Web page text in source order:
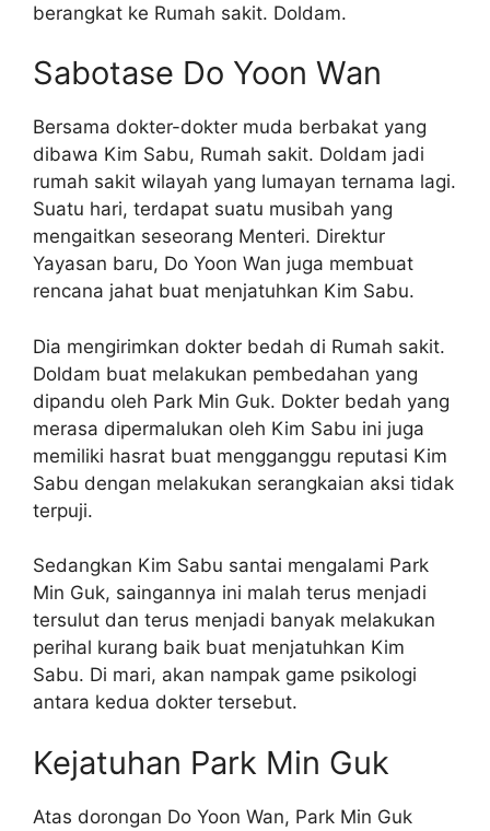
berangkat ke Rumah sakit. Doldam.
Sabotase Do Yoon Wan
Bersama dokter-dokter muda berbakat yang
dibawa Kim Sabu, Rumah sakit. Doldam jadi
rumah sakit wilayah yang lumayan ternama lagi.
Suatu hari, terdapat suatu musibah yang
mengaitkan seseorang Menteri. Direktur
Yayasan baru, Do Yoon Wan juga membuat
rencana jahat buat menjatuhkan Kim Sabu.
Dia mengirimkan dokter bedah di Rumah sakit.
Doldam buat melakukan pembedahan yang
dipandu oleh Park Min Guk. Dokter bedah yang
merasa dipermalukan oleh Kim Sabu ini juga
memiliki hasrat buat mengganggu reputasi Kim
Sabu dengan melakukan serangkaian aksi tidak
terpuji.
Sedangkan Kim Sabu santai mengalami Park
Min Guk, saingannya ini malah terus menjadi
tersulut dan terus menjadi banyak melakukan
perihal kurang baik buat menjatuhkan Kim
Sabu. Di mari, akan nampak game psikologi
antara kedua dokter tersebut.
Kejatuhan Park Min Guk
Atas dorongan Do Yoon Wan, Park Min Guk